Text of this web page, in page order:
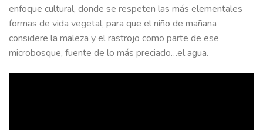
enfoque cultural, donde se respeten las más elementales
formas de vida vegetal, para que el niño de mañana
considere la maleza y el rastrojo como parte de ese
microbosque, fuente de lo más preciado…el agua.